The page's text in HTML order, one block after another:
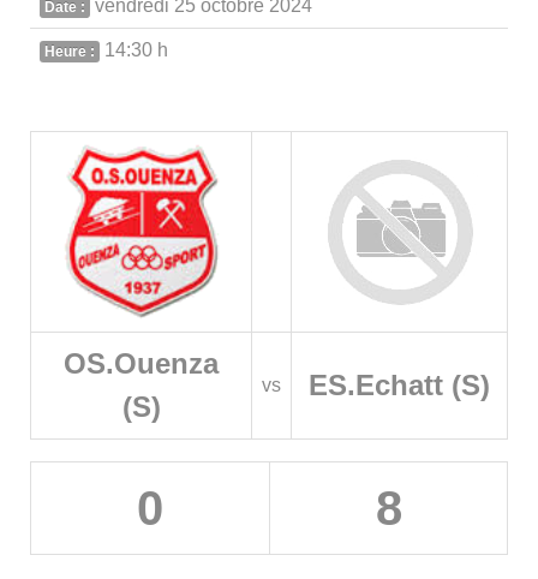
Date : vendredi 25 octobre 2024
Heure : 14:30 h
OS.Ouenza
(S)
vs ES.Echatt (S)
0 8